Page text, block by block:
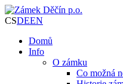
CSDEEN
Domů
Info
O zámku
Co možná